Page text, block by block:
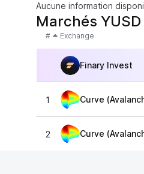
Aucune information
Marchés
# Exchange
Finary Invest
1 Curve
2 Curve